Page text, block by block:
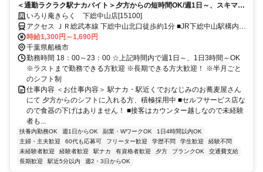
＜通勤ラクラク駅ナカバイト＞夕方からの短時間OK/週1日～、スキマバ
イト/未経験歓迎/面接時履歴書不要
いろり庵きらく 下総中山店[15100]
アクセス ＪＲ総武本線 下総中山北口徒歩約1分 ■JR下総中山駅構内■
京成中山駅、鬼越駅、東中山駅、原木中山駅、西船橋駅方面からも通
勤可能です
時給1,300円～1,690円
千葉県船橋市
勤務時間 18：00～23：00 ☆上記時間内で週1日～、1日3時間～OK
※ラストまで勤務できる方歓迎 ※長期できる方大歓迎！ ※半月ごと
のシフト制
仕事内容 ＜お仕事内容＞ 駅ナカ・駅近くでおなじみのお蕎麦屋さん
にて 夕方からのシフトに入れる方、積極採用中 ■セルフサービス店な
ので食器の下げはありません！ ■接客はカウンター越しなので未経験
者も...
扶養内勤務OK 週1日からOK 副業・WワークOK
1日4時間以内OK
主婦・主夫歓迎
60代も応募可 フリーター歓迎 学歴不問 学生歓迎
経験不問
未経験者歓迎
経験者歓迎 駅ナカ 有資格者歓迎 夕方 ブランクOK
交通費支給
長期歓迎
駅近5分以内 週2・3日からOK